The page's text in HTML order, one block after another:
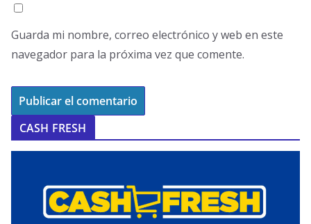
Guarda mi nombre, correo electrónico y web en este
navegador para la próxima vez que comente.
CASH FRESH